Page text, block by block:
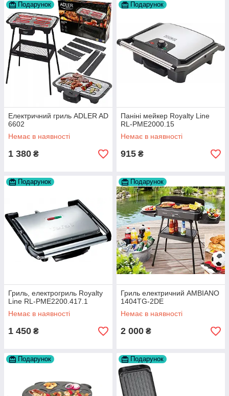
Подарунок
Електричний гриль ADLER AD
6602
Немає в наявності
1 380 ₴
Подарунок
Паніні мейкер Royalty Line
RL-PME2000.15
Немає в наявності
915 ₴
Подарунок
Гриль, електрогриль Royalty
Line RL-PME2200.417.1
Немає в наявності
1 450 ₴
Подарунок
Гриль електричний AMBIANO
1404TG-2DE
Немає в наявності
2 000 ₴
Подарунок Подарунок